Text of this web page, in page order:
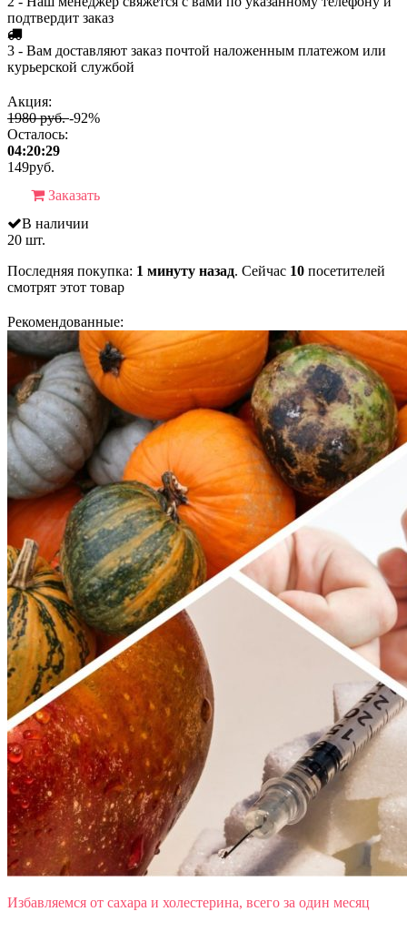
подтвердит заказ
3 - Вам доставляют заказ почтой наложенным платежом или
курьерской службой
Акция:
1980 руб.-92%
Осталось:
04:20:29
149руб.
Заказать
В наличии
20 шт.
Последняя покупка: 1 минуту назад. Сейчас 10 посетителей
смотрят этот товар
Рекомендованные:
Избавляемся от сахара и холестерина, всего за один месяц